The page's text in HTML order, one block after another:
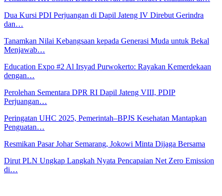
Dua Kursi PDI Perjuangan di Dapil Jateng IV Direbut Gerindra
dan…
Tanamkan Nilai Kebangsaan kepada Generasi Muda untuk Bekal
Menjawab…
Education Expo #2 Al Irsyad Purwokerto: Rayakan Kemerdekaan
dengan…
Perolehan Sementara DPR RI Dapil Jateng VIII, PDIP
Perjuangan…
Peringatan UHC 2025, Pemerintah–BPJS Kesehatan Mantapkan
Penguatan…
Resmikan Pasar Johar Semarang, Jokowi Minta Dijaga Bersama
Dirut PLN Ungkap Langkah Nyata Pencapaian Net Zero Emission
di…